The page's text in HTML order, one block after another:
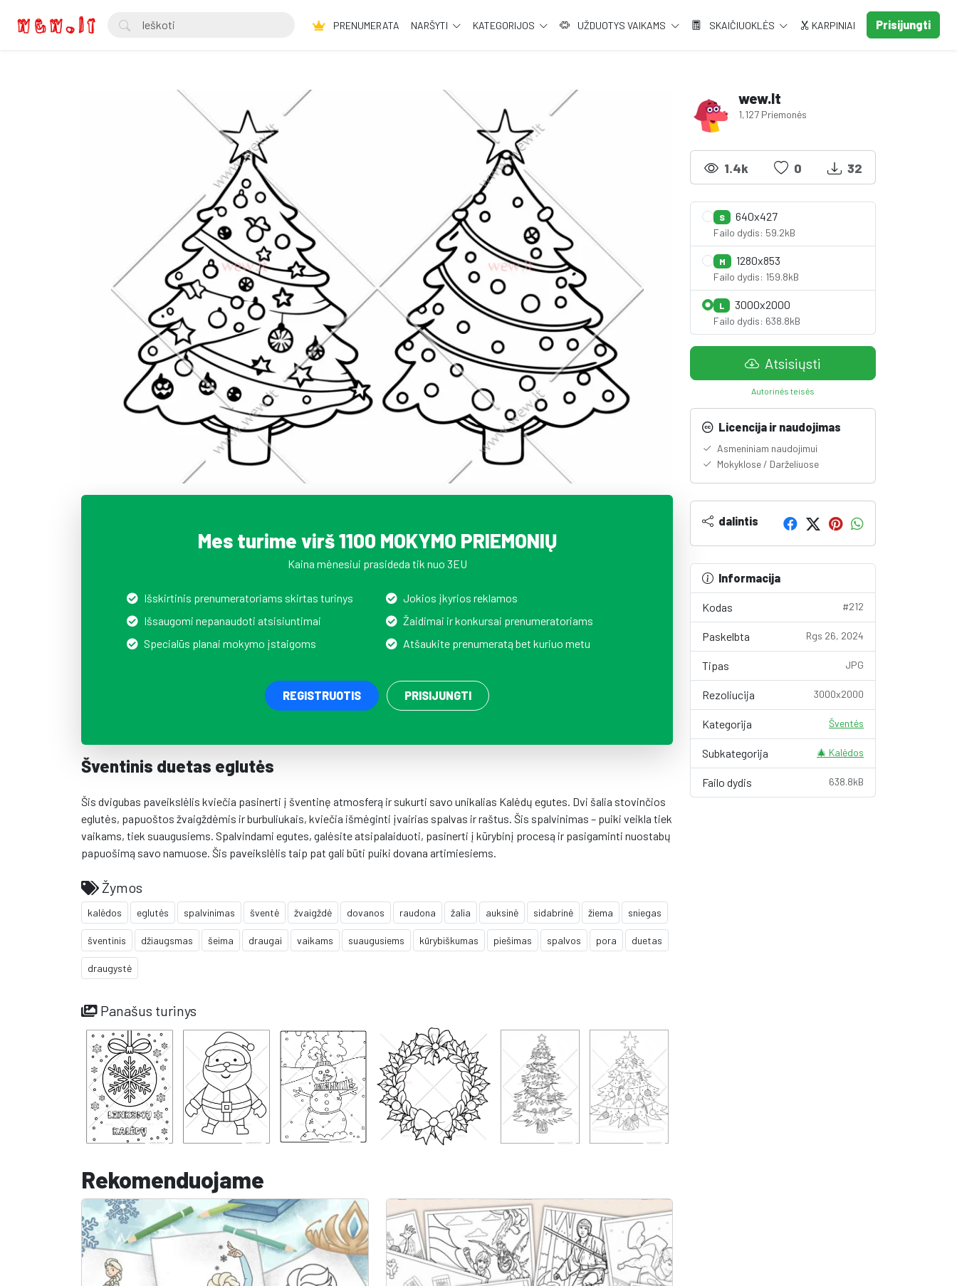
PRENUMERATA NARŠYTI KATEGORIJOS UŽDUOTYS VAIKAMS SKAIČIUOKLĖS KARPINIAI Prisijungti
Mes turime virš 1100 MOKYMO PRIEMONIŲ
Kaina mėnesiui prasideda tik nuo 3EU
Išskirtinis prenumeratoriams skirtas turinys
Išsaugomi nepanaudoti atsisiuntimai
Specialūs planai mokymo įstaigoms
Jokios įkyrios reklamos
Žaidimai ir konkursai prenumeratoriams
Atšaukite prenumeratą bet kuriuo metu
REGISTRUOTIS PRISIJUNGTI
Šventinis duetas eglutės
Šis dvigubas paveikslėlis kviečia pasinerti į šventinę atmosferą ir sukurti savo unikalias Kalėdų egutes. Dvi šalia stovinčios
eglutės, papuoštos žvaigždėmis ir burbuliukais, kviečia išmėginti įvairias spalvas ir raštus. Šis spalvinimas – puiki veikla tiek
vaikams, tiek suaugusiems. Spalvindami egutes, galėsite atsipalaiduoti, pasinerti į kūrybinį procesą ir pasigaminti nuostabų
papuošimą savo namuose. Šis paveikslėlis taip pat gali būti puiki dovana artimiesiems.
Žymos
kalėdos eglutės spalvinimas šventė žvaigždė dovanos raudona žalia auksinė sidabrinė žiema sniegas
šventinis džiaugsmas šeima draugai vaikams suaugusiems kūrybiškumas piešimas spalvos pora duetas
draugystė
Panašus turinys
Rekomenduojame
wew.lt
1,127 Priemonės
1.4k 0 32
S 640x427
Failo dydis: 59.2kB
M 1280x853
Failo dydis: 159.8kB
L 3000x2000
Failo dydis: 638.8kB
Atsisiųsti
Autorinės teisės
Licencija ir naudojimas
Asmeniniam naudojimui
Mokyklose / Darželiuose
dalintis
Informacija
Kodas #212
Paskelbta Rgs 26, 2024
Tipas JPG
Rezoliucija 3000x2000
Kategorija Šventės
Subkategorija 🎄 Kalėdos
Failo dydis 638.8kB